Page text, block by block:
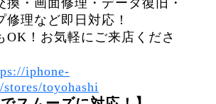
換・画面修理・データ復旧・
修理など即日対応！
OK！お気軽にご来店くださ
iphone-
toyohashi